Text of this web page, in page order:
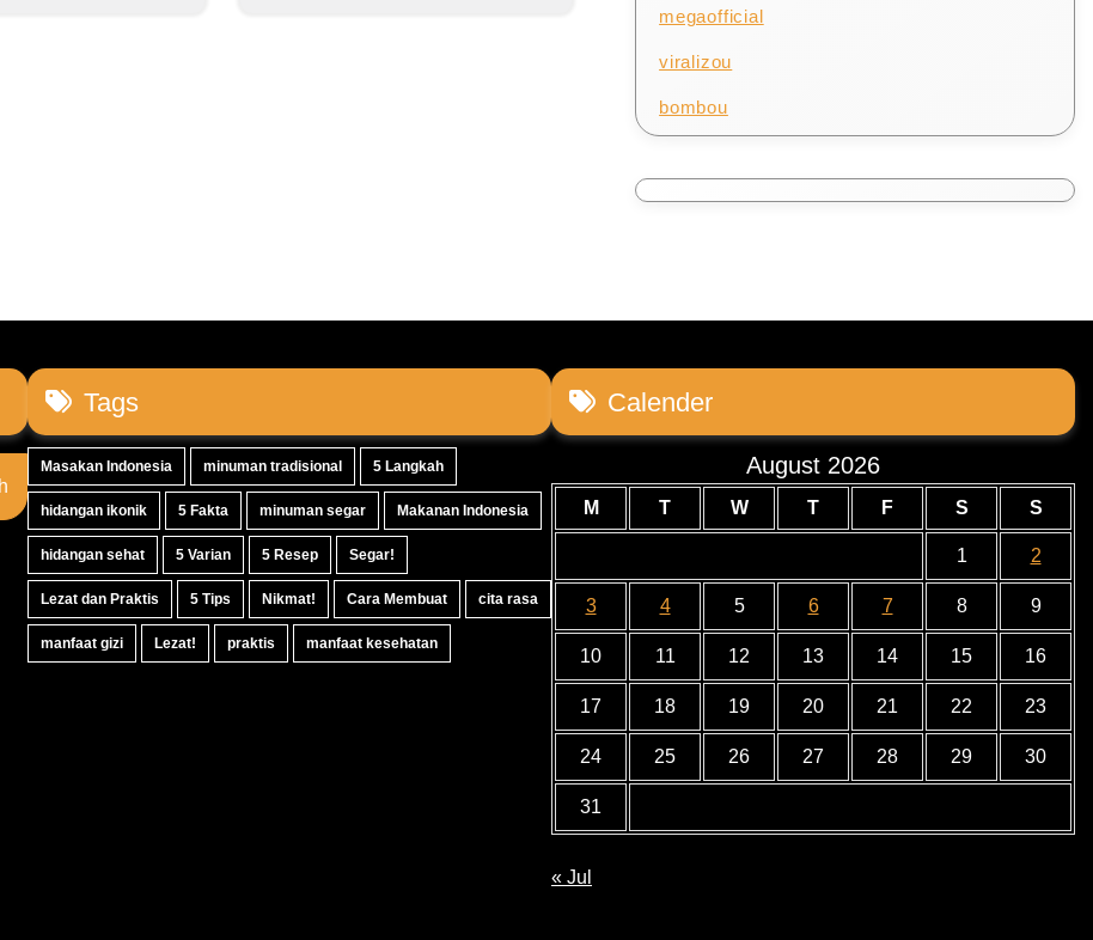
megaofficial
viralizou
bombou
Tags
Masakan Indonesia minuman tradisional 5 Langkah
hidangan ikonik 5 Fakta minuman segar Makanan Indonesia
hidangan sehat 5 Varian 5 Resep Segar!
Lezat dan Praktis 5 Tips Nikmat! Cara Membuat cita rasa
manfaat gizi Lezat! praktis manfaat kesehatan
Calender
August 2026
M T W T F S S
1 2
3 4 5 6 7 8 9
10 11 12 13 14 15 16
17 18 19 20 21 22 23
24 25 26 27 28 29 30
31
« Jul